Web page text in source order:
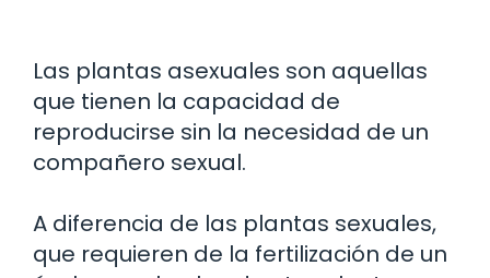
Las plantas asexuales son aquellas
que tienen la capacidad de
reproducirse sin la necesidad de un
compañero sexual.
A diferencia de las plantas sexuales,
que requieren de la fertilización de un